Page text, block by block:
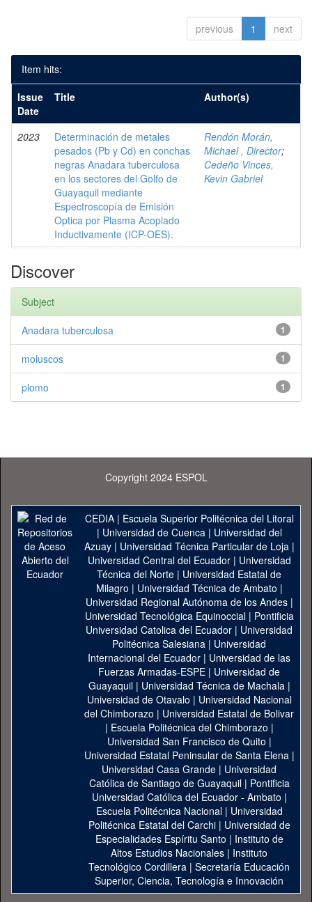
previous 1 next
Item hits:
Issue
Date
Title Author(s)
2023
Determinación de metales
pesados (Pb y Cd) en conchas
negras Anadara tuberculosa
en los sectores del Golfo de
Guayaquil mediante
Espectroscopía de Emisión
Optica por Plasma Acoplado
Inductivamente (ICP-OES).
Rendón Morán,
Michael , Director;
Cedeño Vinces,
Kevin Gabriel
Discover
Subject
1
Anadara tuberculosa
1
moluscos
1
plomo
Copyright 2024 ESPOL
CEDIA| Escuela Superior Politécnica del Litoral
| Universidad de Cuenca| Universidad del
Azuay| Universidad Técnica Particular de Loja|
Universidad Central del Ecuador| Universidad
Técnica del Norte | Universidad Estatal de
Milagro | Universidad Técnica de Ambato |
Universidad Regional Autónoma de los Andes|
Universidad Tecnológica Equinoccial| Pontificia
Universidad Catolica del Ecuador | Universidad
Politécnica Salesiana | Universidad
Internacional del Ecuador | Universidad de las
Fuerzas Armadas-ESPE | Universidad de
Guayaquil| Universidad Técnica de Machala|
Universidad de Otavalo | Universidad Nacional
del Chimborazo | Universidad Estatal de Bolivar
| Escuela Politécnica del Chimborazo |
Universidad San Francisco de Quito |
Universidad Estatal Peninsular de Santa Elena|
Universidad Casa Grande | Universidad
Católica de Santiago de Guayaquil| Pontificia
Universidad Católica del Ecuador - Ambato |
Escuela Politécnica Nacional| Universidad
Politécnica Estatal del Carchi| Universidad de
Especialidades Espíritu Santo | Instituto de
Altos Estudios Nacionales | Instituto
Tecnológico Cordillera | Secretaría Educación
Superior, Ciencia, Tecnología e Innovación